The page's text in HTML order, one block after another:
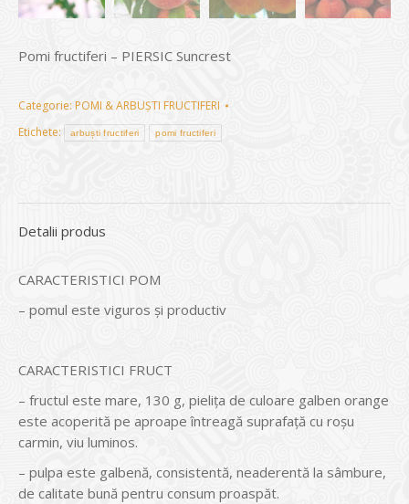
Pomi fructiferi – PIERSIC Suncrest
Categorie: POMI & ARBUȘTI FRUCTIFERI
Etichete:
arbuști fructiferi pomi fructiferi
Detalii produs
CARACTERISTICI POM
– pomul este viguros și productiv
CARACTERISTICI FRUCT
– fructul este mare, 130 g, pielița de culoare galben orange
este acoperită pe aproape întreagă suprafață cu roșu
carmin, viu luminos.
– pulpa este galbenă, consistentă, neaderentă la sâmbure,
de calitate bună pentru consum proaspăt.